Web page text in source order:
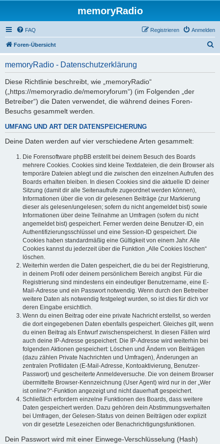
memoryRadio
FAQ Anmelden
Registrieren
Foren-Übersicht
memoryRadio - Datenschutzerklärung
Diese Richtlinie beschreibt, wie „memoryRadio“
(„https://memoryradio.de/memoryforum“) (im Folgenden „der
Betreiber“) die Daten verwendet, die während deines Foren-
Besuchs gesammelt werden.
UMFANG UND ART DER DATENSPEICHERUNG
Deine Daten werden auf vier verschiedene Arten gesammelt:
Die Forensoftware phpBB erstellt bei deinem Besuch des Boards
mehrere Cookies. Cookies sind kleine Textdateien, die dein Browser als
temporäre Dateien ablegt und die zwischen den einzelnen Aufrufen des
Boards erhalten bleiben. In diesen Cookies sind die aktuelle ID deiner
Sitzung (damit dir alle Seitenaufrufe zugeordnet werden können),
Informationen über die von dir gelesenen Beiträge (zur Markierung
dieser als gelesen/ungelesen; sofern du nicht angemeldet bist) sowie
Informationen über deine Teilnahme an Umfragen (sofern du nicht
angemeldet bist) gespeichert. Ferner werden deine Benutzer-ID, ein
Authentifizierungsschlüssel und eine Session-ID gespeichert. Die
Cookies haben standardmäßig eine Gültigkeit von einem Jahr. Alle
Cookies kannst du jederzeit über die Funktion „Alle Cookies löschen“
löschen.
Weiterhin werden die Daten gespeichert, die du bei der Registrierung,
in deinem Profil oder deinem persönlichem Bereich angibst. Für die
Registrierung sind mindestens ein eindeutiger Benutzername, eine E-
Mail-Adresse und ein Passwort notwendig. Wenn durch den Betreiber
weitere Daten als notwendig festgelegt wurden, so ist dies für dich vor
deren Eingabe ersichtlich.
Wenn du einen Beitrag oder eine private Nachricht erstellst, so werden
die dort eingegebenen Daten ebenfalls gespeichert. Gleiches gilt, wenn
du einen Beitrag als Entwurf zwischenspeicherst. In diesen Fällen wird
auch deine IP-Adresse gespeichert. Die IP-Adresse wird weiterhin bei
folgenden Aktionen gespeichert: Löschen und Ändern von Beiträgen
(dazu zählen Private Nachrichten und Umfragen), Änderungen an
zentralen Profildaten (E-Mail-Adresse, Kontoaktivierung, Benutzer-
Passwort) und gescheiterte Anmeldeversuche. Die von deinem Browser
übermittelte Browser-Kennzeichnung (User Agent) wird nur in der „Wer
ist online?“-Funktion angezeigt und nicht dauerhaft gespeichert.
Schließlich erfordern einzelne Funktionen des Boards, dass weitere
Daten gespeichert werden. Dazu gehören dein Abstimmungsverhalten
bei Umfragen, der Gelesen-Status von deinen Beiträgen oder explizit
von dir gesetzte Lesezeichen oder Benachrichtigungsfunktionen.
Dein Passwort wird mit einer Einwege-Verschlüsselung (Hash)